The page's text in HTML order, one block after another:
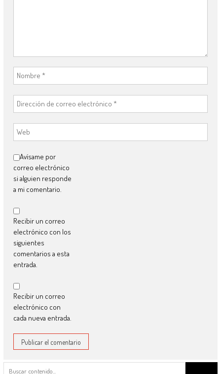
Avísame por
correo electrónico
si alguien responde
a mi comentario.
Recibir un correo
electrónico con los
siguientes
comentarios a esta
entrada.
Recibir un correo
electrónico con
cada nueva entrada.